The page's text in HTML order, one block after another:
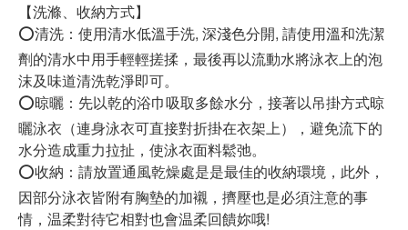
【洗滌、收納方式】
⭕️清洗：使用清水低溫手洗, 深淺色分開, 請使用溫和洗潔
劑的清水中用手輕輕搓揉，最後再以流動水將泳衣上的泡
沫及味道清洗乾淨即可。
⭕️晾曬：先以乾的浴巾吸取多餘水分，接著以吊掛方式晾
曬泳衣（連身泳衣可直接對折掛在衣架上），避免流下的
水分造成重力拉扯，使泳衣面料鬆弛。
⭕️收納：請放置通風乾燥處是是最佳的收納環境，此外，
因部分泳衣皆附有胸墊的加襯，擠壓也是必須注意的事
情，温柔對待它相對也會温柔回饋妳哦!